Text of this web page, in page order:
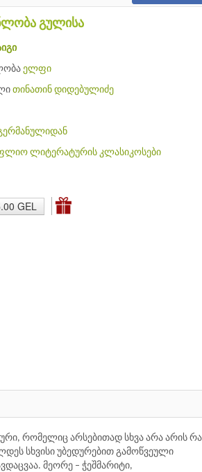
გულისა
ელფი
თინათინ დიდებულიძე
ლიტერატურის კლასიკოსები
GEL
რომელიც არსებითად სხვა არა არის
სხვისი უბედურებით გამოწვეული
მეორე – ჭეშმარიტი,